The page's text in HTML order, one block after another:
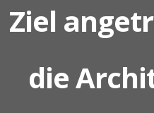
Ziel
die